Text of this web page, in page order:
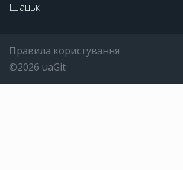
Шацьк
Правила користування
©2026 uaGit